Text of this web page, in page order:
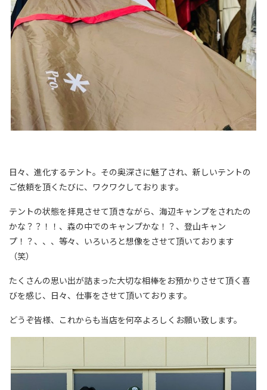
日々、進化するテント。その奥深さに魅了され、新しいテントの
ご依頼を頂くたびに、ワクワクしております。
テントの状態を拝見させて頂きながら、海辺キャンプをされたの
かな？？！！、森の中でのキャンプかな！？、登山キャン
プ！？、、、等々、いろいろと想像をさせて頂いております
（笑）
たくさんの思い出が詰まった大切な相棒をお預かりさせて頂く喜
びを感じ、日々、仕事をさせて頂いております。
どうぞ皆様、これからも当店を何卒よろしくお願い致します。